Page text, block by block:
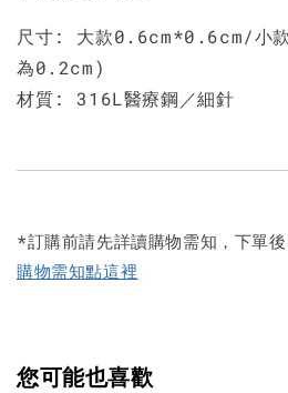
尺寸: 大款0.6cm*0.6cm/小
為0.2cm)
材質: 316L醫療鋼／細針
*訂購前請先詳讀購物需知，下單後
購物需知點這裡
您可能也喜歡